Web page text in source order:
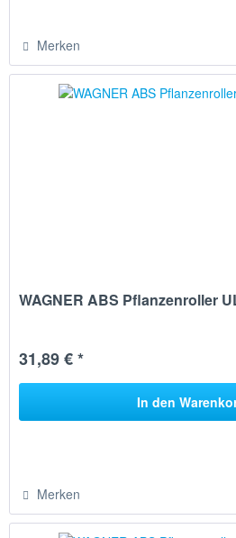
Merken
WAGNER ABS Pflanzenroller
31,89 € *
In den
Merken